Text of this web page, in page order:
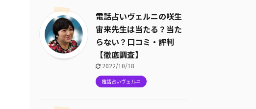
電話占いヴェルニの咲生
宙来先生は当たる？当た
らない？口コミ・評判
【徹底調査】
2022/10/18
電話占いヴェルニ